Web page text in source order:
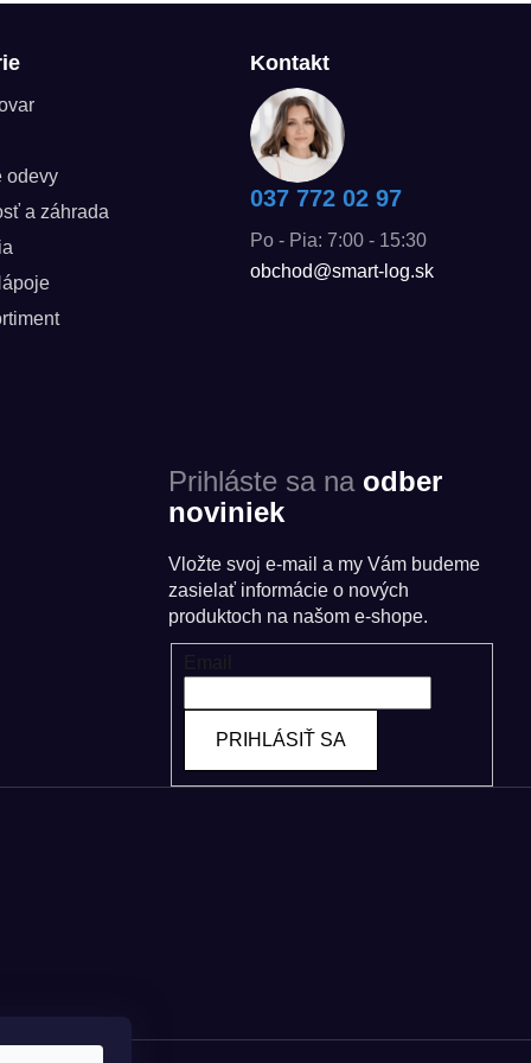
odevy
a záhrada
Kontakt
037 772 02 97
Po - Pia: 7:00 - 15:30
obchod@smart-log.sk
Prihláste sa na odber
noviniek
Vložte svoj e-mail a my Vám budeme
zasielať informácie o nových
produktoch na našom e-shope.
PRIHLÁSIŤ SA